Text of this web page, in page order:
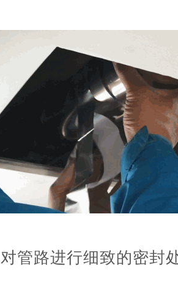
对管路进行细致的密封